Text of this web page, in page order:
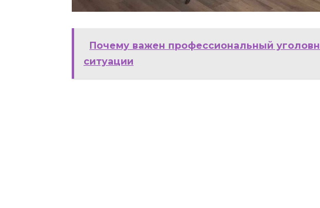
Почему важен профессиональный
ситуации